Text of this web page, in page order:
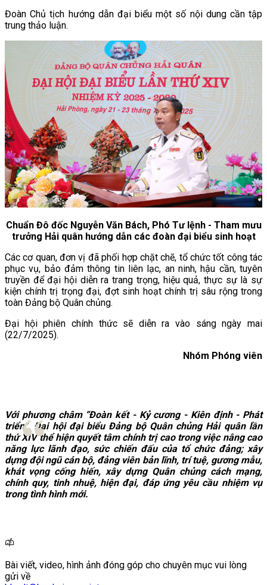
Đoàn Chủ tịch hướng dẫn đại biểu một số nội dung cần tập
trung thảo luận.
Chuẩn Đô đốc Nguyễn Văn Bách, Phó Tư lệnh - Tham mưu
trưởng Hải quân hướng dẫn các đoàn đại biểu sinh hoạt
Các cơ quan, đơn vị đã phối hợp chặt chẽ, tổ chức tốt công tác
phục vụ, bảo đảm thông tin liên lạc, an ninh, hậu cần, tuyên
truyền để đại hội diễn ra trang trọng, hiệu quả, thực sự là sự
kiện chính trị trọng đại, đợt sinh hoạt chính trị sâu rộng trong
toàn Đảng bộ Quân chủng.
Đại hội phiên chính thức sẽ diễn ra vào sáng ngày mai
(22/7/2025).
Nhóm Phóng viên
Với phương châm “Đoàn kết - Kỷ cương - Kiên định - Phát
triển”, Đại hội đại biểu Đảng bộ Quân chủng Hải quân lần
thứ XIV thể hiện quyết tâm chính trị cao trong việc nâng cao
năng lực lãnh đạo, sức chiến đấu của tổ chức đảng; xây
dựng đội ngũ cán bộ, đảng viên bản lĩnh, trí tuệ, gương mẫu,
khát vọng cống hiến, xây dựng Quân chủng cách mạng,
chính quy, tinh nhuệ, hiện đại, đáp ứng yêu cầu nhiệm vụ
trong tình hình mới.
Bài viết, video, hình ảnh đóng góp cho chuyên mục vui lòng
gửi về